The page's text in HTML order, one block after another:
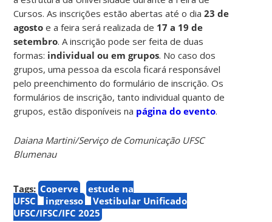
Cursos. As inscrições estão abertas até o dia23 de
agosto e a feira será realizada de 17 a 19 de
setembro. A inscrição pode ser feita de duas
formas: individual ou em grupos. No caso dos
grupos, uma pessoa da escola ficará responsável
pelo preenchimento do formulário de inscrição. Os
formulários de inscrição, tanto individual quanto de
grupos, estão disponíveis na página do evento.
Daiana Martini/Serviço de Comunicação UFSC
Blumenau
Tags: Coperve
estude na
UFSC
ingresso
Vestibular Unificado
UFSC/IFSC/IFC 2025